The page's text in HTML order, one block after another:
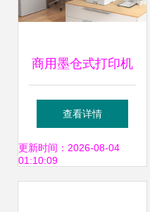
商用墨仓式打印机
再升级，打造流畅
办公新体验
查看详情
更新时间：2026-08-04
01:10:09